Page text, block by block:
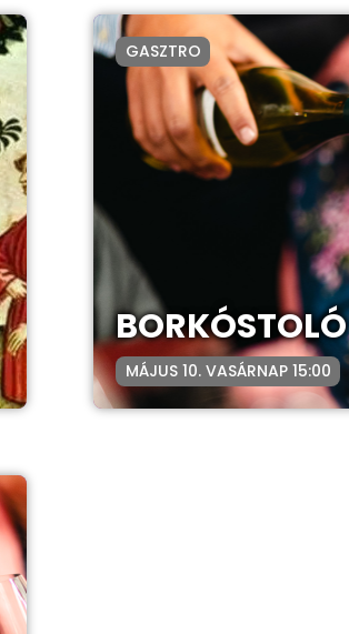
GASZTRO
BORKÓSTOLÓ
MÁJUS 10. VASÁRNAP 15:00